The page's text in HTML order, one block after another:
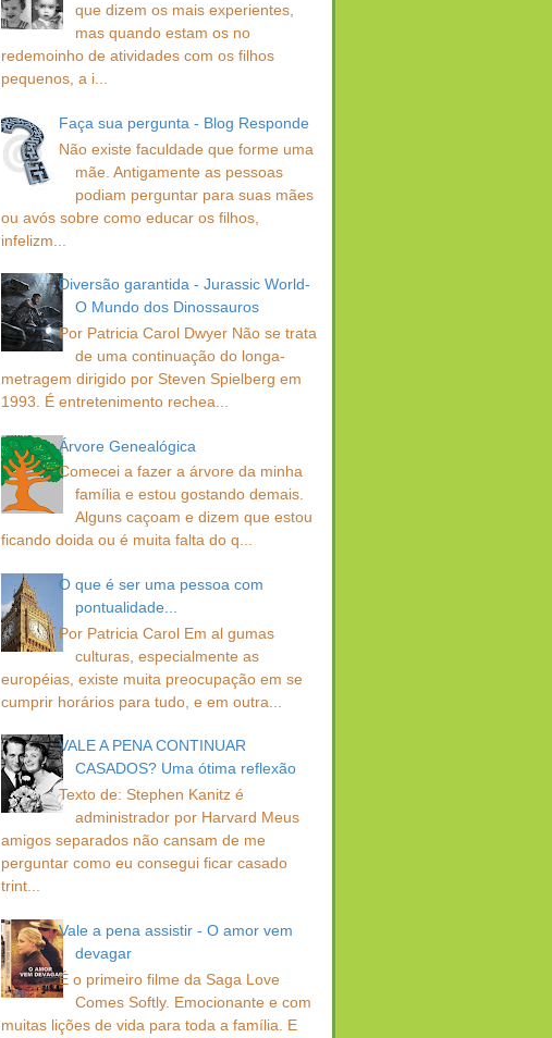
que dizem os mais experientes,
mas quando estam os no
redemoinho de atividades com os filhos
pequenos, a i...
Faça sua pergunta - Blog Responde
Não existe faculdade que forme uma
mãe. Antigamente as pessoas
podiam perguntar para suas mães
ou avós sobre como educar os filhos,
infelizm...
Diversão garantida - Jurassic World-
O Mundo dos Dinossauros
Por Patricia Carol Dwyer Não se trata
de uma continuação do longa-
metragem dirigido por Steven Spielberg em
1993. É entretenimento rechea...
Árvore Genealógica
Comecei a fazer a árvore da minha
família e estou gostando demais.
Alguns caçoam e dizem que estou
ficando doida ou é muita falta do q...
O que é ser uma pessoa com
pontualidade...
Por Patricia Carol Em al gumas
culturas, especialmente as
européias, existe muita preocupação em se
cumprir horários para tudo, e em outra...
VALE A PENA CONTINUAR
CASADOS? Uma ótima reflexão
Texto de: Stephen Kanitz é
administrador por Harvard Meus
amigos separados não cansam de me
perguntar como eu consegui ficar casado
trint...
Vale a pena assistir - O amor vem
devagar
É o primeiro filme da Saga Love
Comes Softly. Emocionante e com
muitas lições de vida para toda a família. E